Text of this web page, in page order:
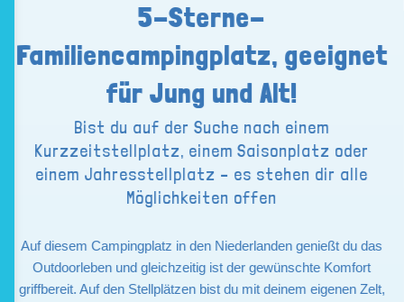
5-Sterne-
Familiencampingplatz, geeignet
für Jung und Alt!
Bist du auf der Suche nach einem
Kurzzeitstellplatz, einem Saisonplatz oder
einem Jahresstellplatz – es stehen dir alle
Möglichkeiten offen
Auf diesem Campingplatz in den Niederlanden genießt du das
Outdoorleben und gleichzeitig ist der gewünschte Komfort
griffbereit. Auf den Stellplätzen bist du mit deinem eigenen Zelt,